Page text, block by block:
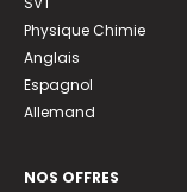
Physique Chimie
Anglais
Espagnol
Allemand
NOS OFFRES